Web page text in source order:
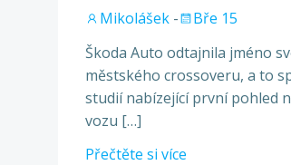
Mikolášek -
Bře 15
Škoda Auto odtajnila jméno
městského crossoveru, a to
studií nabízející první pohled
vozu […]
Přečtěte si více